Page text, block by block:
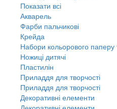
Показати всі
Акварель
Фарби пальчикові
Крейда
Набори кольорового паперу
Ножиці дитячі
Пластилін
Приладдя для творчості
Приладдя для творчості
Декоративні елементи